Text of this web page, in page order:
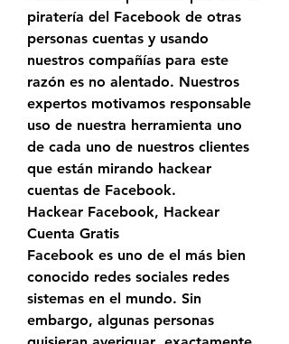
piratería del Facebook de otras
personas cuentas y usando
nuestros compañías para este
razón es no alentado. Nuestros
expertos motivamos responsable
uso de nuestra herramienta uno
de cada uno de nuestros clientes
que están mirando hackear
cuentas de Facebook.
Hackear Facebook, Hackear
Cuenta Gratis
Facebook es uno de el más bien
conocido redes sociales redes
sistemas en el mundo. Sin
embargo, algunas personas